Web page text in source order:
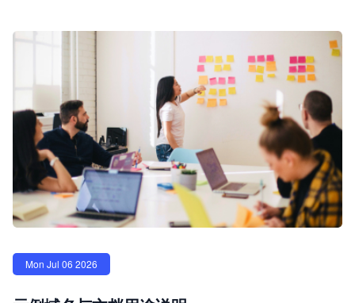
Mon Jul 06 2026